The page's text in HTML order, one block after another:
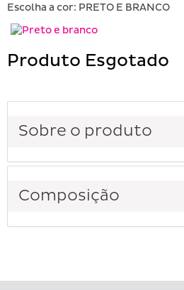
Escolha a cor: PRETO E BRANCO
Produto Esgotado
Sobre o produto
Composição